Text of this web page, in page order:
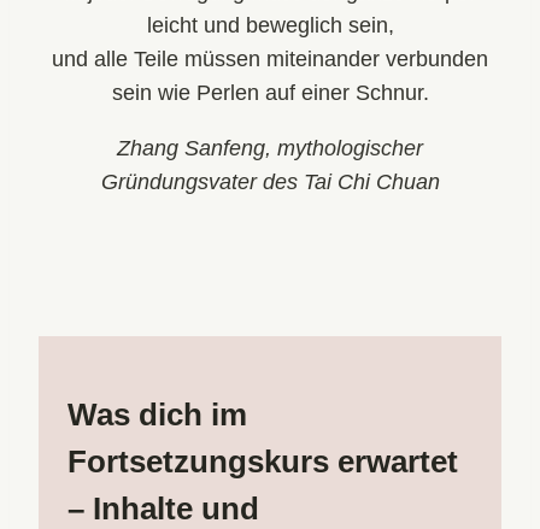
leicht und beweglich sein,
und alle Teile müssen miteinander verbunden
sein wie Perlen auf einer Schnur.
Zhang Sanfeng, mythologischer
Gründungsvater des Tai Chi Chuan
Was dich im
Fortsetzungskurs erwartet
– Inhalte und